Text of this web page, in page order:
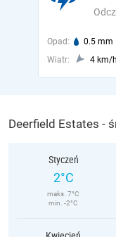
Opad: 0.5 mm
Wiatr:
4 km/h
Deerfield Estates -
Styczeń
2°C
maks. 7°C
min. -2°C